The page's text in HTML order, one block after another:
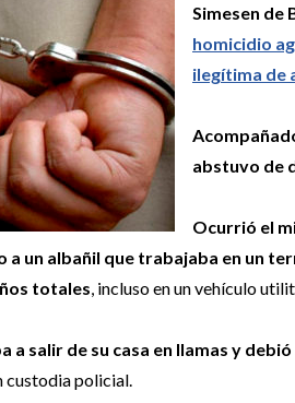
Simesen de
homicidio
ilegítima de
abstuvo de
Ocurrió el
un albañil que trabajaba en un
totales , incluso en un vehículo
a salir de su casa en llamas y
custodia policial.